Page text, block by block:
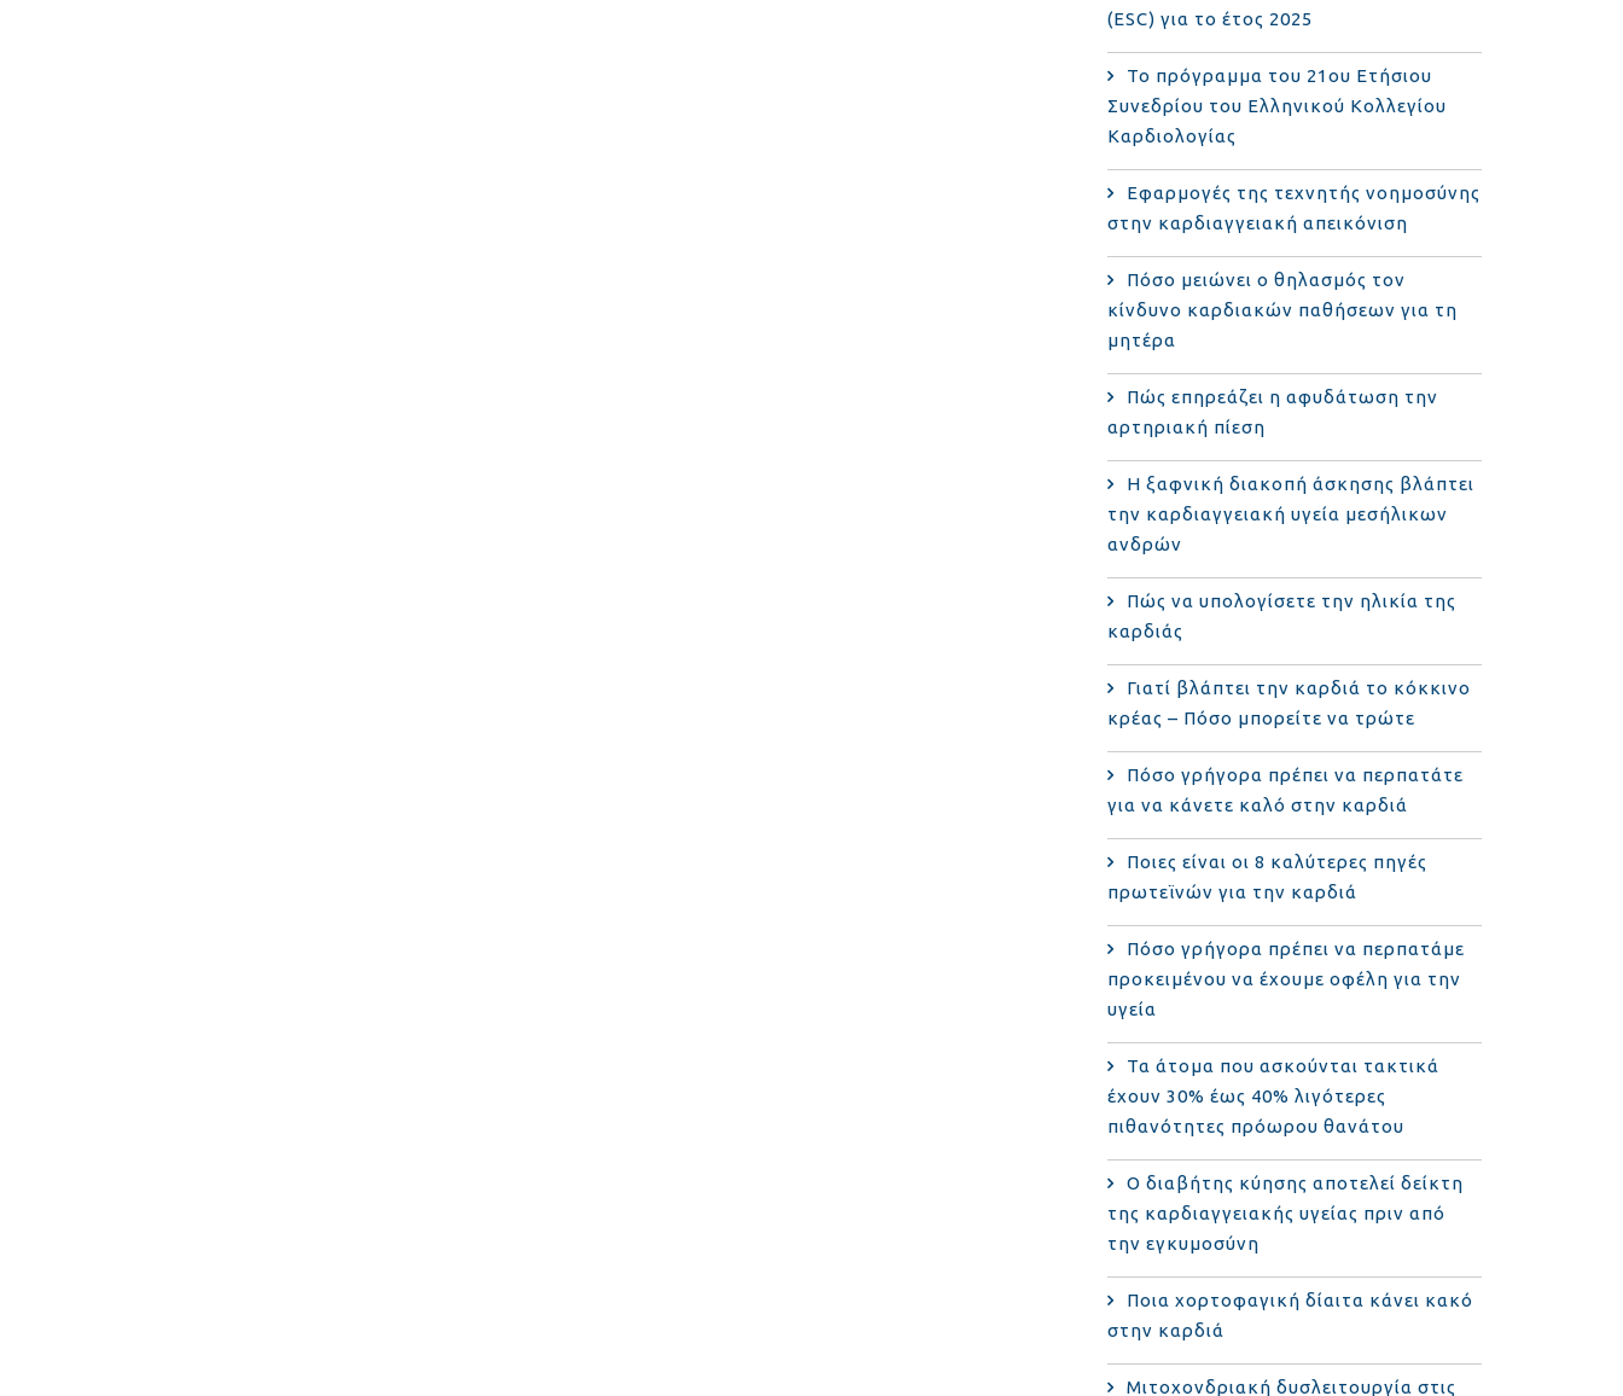
(ESC) για το έτος 2025
Το πρόγραμμα του 21ου Ετήσιου
Συνεδρίου του Ελληνικού Κολλεγίου
Καρδιολογίας
Εφαρμογές της τεχνητής νοημοσύνης
στην καρδιαγγειακή απεικόνιση
Πόσο μειώνει ο θηλασμός τον
κίνδυνο καρδιακών παθήσεων για τη
μητέρα
Πώς επηρεάζει η αφυδάτωση την
αρτηριακή πίεση
Η ξαφνική διακοπή άσκησης βλάπτει
την καρδιαγγειακή υγεία μεσήλικων
ανδρών
Πώς να υπολογίσετε την ηλικία της
καρδιάς
Γιατί βλάπτει την καρδιά το κόκκινο
κρέας – Πόσο μπορείτε να τρώτε
Πόσο γρήγορα πρέπει να περπατάτε
για να κάνετε καλό στην καρδιά
Ποιες είναι οι 8 καλύτερες πηγές
πρωτεϊνών για την καρδιά
Πόσο γρήγορα πρέπει να περπατάμε
προκειμένου να έχουμε οφέλη για την
υγεία
Τα άτομα που ασκούνται τακτικά
έχουν 30% έως 40% λιγότερες
πιθανότητες πρόωρου θανάτου
Ο διαβήτης κύησης αποτελεί δείκτη
της καρδιαγγειακής υγείας πριν από
την εγκυμοσύνη
Ποια χορτοφαγική δίαιτα κάνει κακό
στην καρδιά
Μιτοχονδριακή δυσλειτουργία στις